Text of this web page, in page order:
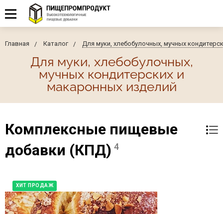
Главная Каталог Для муки, хлебобулочных, мучных
Для муки, хлебобулочных,
мучных кондитерских и
макаронных изделий
Комплексные пищевые
добавки (КПД) 4
ХИТ ПРОДАЖ